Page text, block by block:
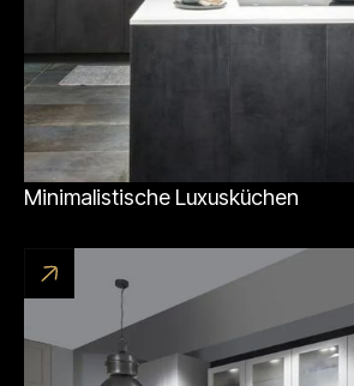
Minimalistische Luxusküchen